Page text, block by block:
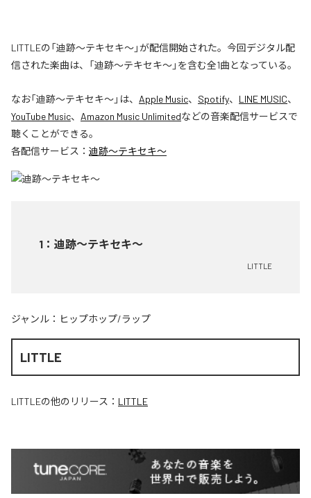
LITTLEの「迪跡〜テキセキ〜」が配信開始された。今回デジタル配
信された楽曲は、「迪跡〜テキセキ〜」を含む全1曲となっている。
なお「迪跡〜テキセキ〜」は、 Apple Music、 Spotify、 LINE MUSIC、
YouTube Music、 Amazon Music Unlimitedなどの音楽配信サービスで
聴くことができる。
各配信サービス： 迪跡〜テキセキ〜
1 ： 迪跡〜テキセキ〜
LITTLE
ジャンル： ヒップホップ/ラップ
LITTLE
LITTLEの他のリリース： LITTLE